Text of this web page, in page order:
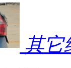
其它